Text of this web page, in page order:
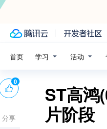
首页 学习 活动
ST高鸿
片阶段
0
分享